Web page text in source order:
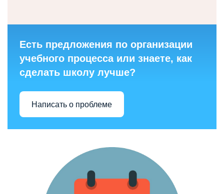
Есть предложения по организации
учебного процесса или знаете, как
сделать школу лучше?
Написать о проблеме